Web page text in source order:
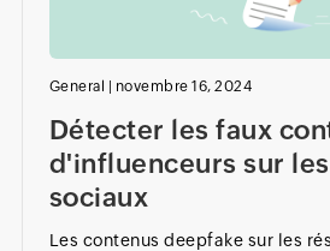
General | novembre 16, 2024
Détecter les faux
d'influenceurs sur
sociaux
Les contenus deepfake sur les